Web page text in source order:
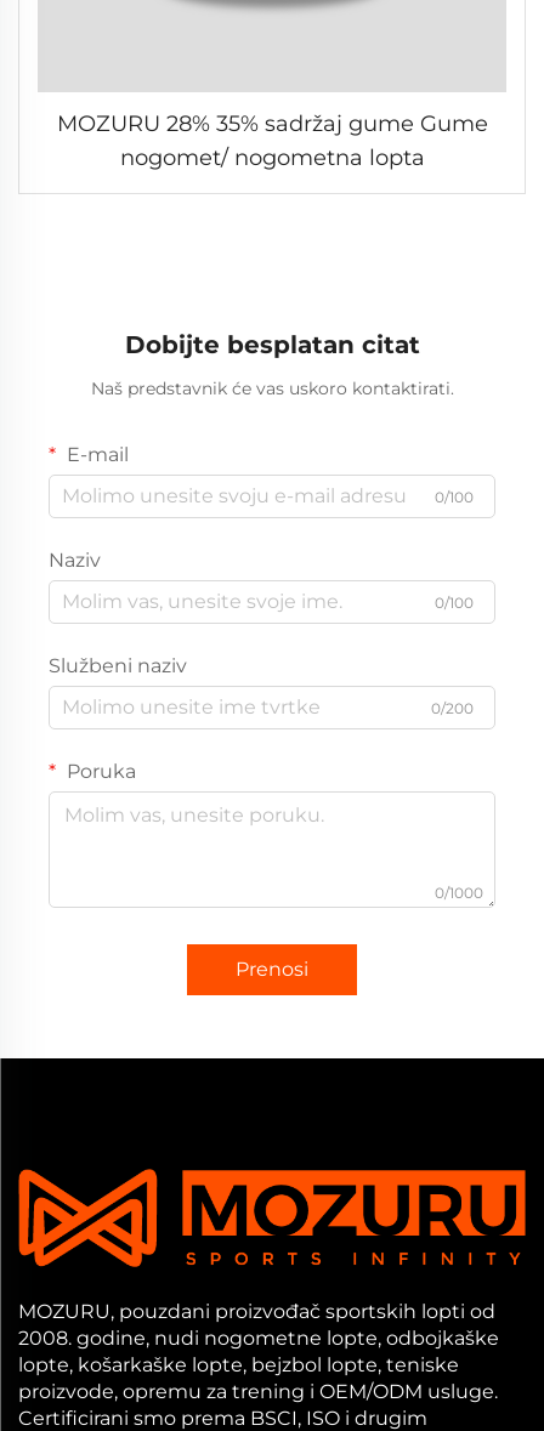
MOZURU 28% 35% sadržaj gume Gume
nogomet/ nogometna lopta
Dobijte besplatan citat
Naš predstavnik će vas uskoro kontaktirati.
E-mail
0/100
Naziv
0/100
Službeni naziv
0/200
Poruka
0/1000
Prenosi
MOZURU, pouzdani proizvođač sportskih lopti od
2008. godine, nudi nogometne lopte, odbojkaške
lopte, košarkaške lopte, bejzbol lopte, teniske
proizvode, opremu za trening i OEM/ODM usluge.
Certificirani smo prema BSCI, ISO i drugim